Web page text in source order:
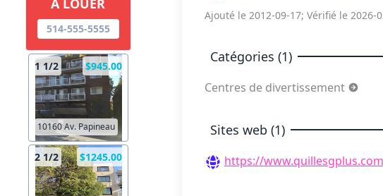
À LOUER
514-555-5555
1 1/2 $945.00
10160 Av. Papineau
2 1/2 $1245.00
Ajouté le 2012-09-17; Vérifié le 2026-
Catégories (1)
Centres de divertissement
Sites web (1)
https://